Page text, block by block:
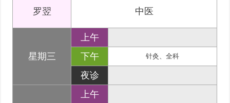
罗翌 中医
星期三
上午
下午
针灸、全科
夜诊
上午